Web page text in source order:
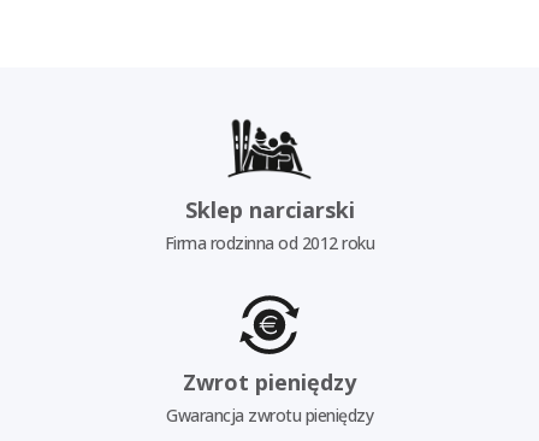
Sklep narciarski
Firma rodzinna od 2012 roku
Zwrot pieniędzy
Gwarancja zwrotu pieniędzy